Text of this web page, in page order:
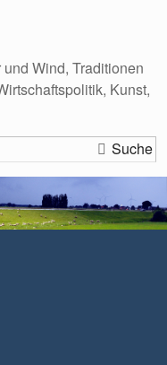
Wind, Traditionen
Kunst,
Suche